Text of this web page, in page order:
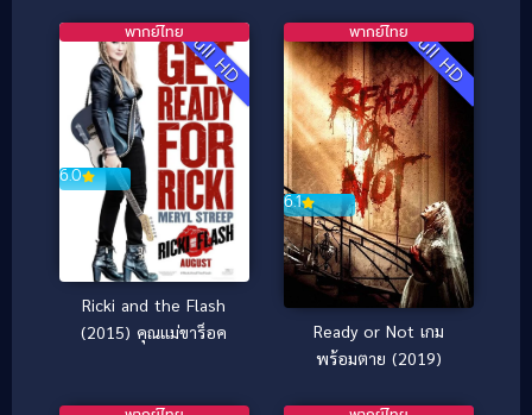
Full HD
6.0
พากย์ไทย
Ricki and the Flash
(2015) คุณแม่ขาร็อค
Full HD
6.1
พากย์ไทย
Ready or Not เกม
พร้อมตาย (2019)